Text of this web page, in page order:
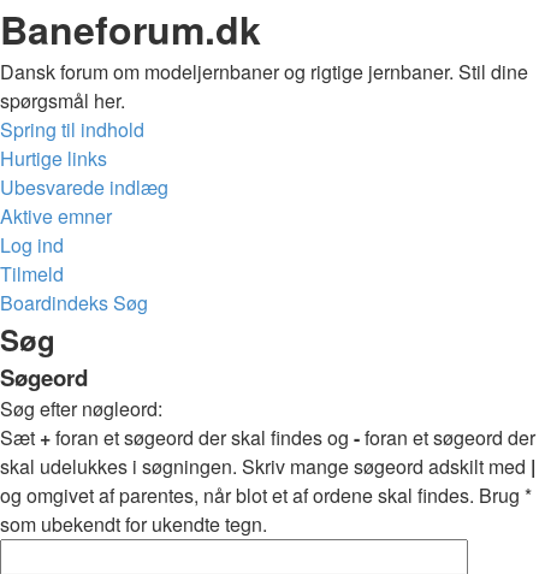
Baneforum.dk
Dansk forum om modeljernbaner og rigtige jernbaner. Stil dine
spørgsmål her.
Spring til indhold
Hurtige links
Ubesvarede indlæg
Aktive emner
Log ind
Tilmeld
BoardindeksSøg
Søg
Søgeord
Søg efter nøgleord:
Sæt +foran et søgeord der skal findes og -foran et søgeord der
skal udelukkes i søgningen. Skriv mange søgeord adskilt med |
og omgivet af parentes, når blot et af ordene skal findes. Brug *
som ubekendt for ukendte tegn.